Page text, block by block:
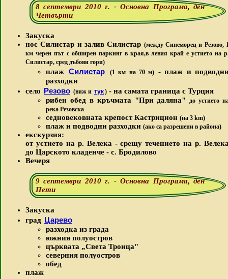
8 септември 2010 г. - Основна Програма, ден
Четвърти
Закуска
нос Силистар и залив Силистар (между Синеморец и Резово,
км черен път с обширен паркинг в края,в левия край е устието на
Силистар, сред дъбови гори)
плаж Силистар (1 км на 70 м) - плаж и
разходки
село Резово (виж и тук) - на самата граница с Турция
рибен обед в кръчмата "При даляна" до устието
река Резовска
седновековната крепост Кастрицион (на 3 km)
плаж и подводни разходки (ако са разрешени в района)
екскурзия:
от устието на р. Велека - срещу течението на р.
до Царското кладенче - с. Бродилово
Вечеря
9 септември 2010 г. - Основна Програма, ден
Пети
Закуска
град Царево
разходка из града
южния полуостров
църквата „Света Троица"
северния полуостров
обед
плаж